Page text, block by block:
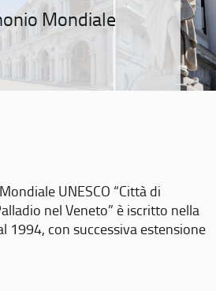
Mondiale
UNESCO “Città di
nel Veneto” è iscritto nella
1994, con successiva estensione